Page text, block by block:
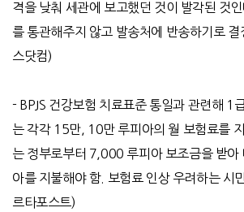
격을 낮춰 세관에 보고했던 것이 발각된 것인
를 통관해주지 않고 발송처에 반송하기로 결
스닷컴)
- BPJS 건강보험 치료표준 통일과 관련해 1
는 각각15만, 10만 루피아의 월 보험료를
는 정부로부터 7,000 루피아 보조금을 받아
아를 지불해야 함. 보험료 인상 우려하는 시
르타포스트)